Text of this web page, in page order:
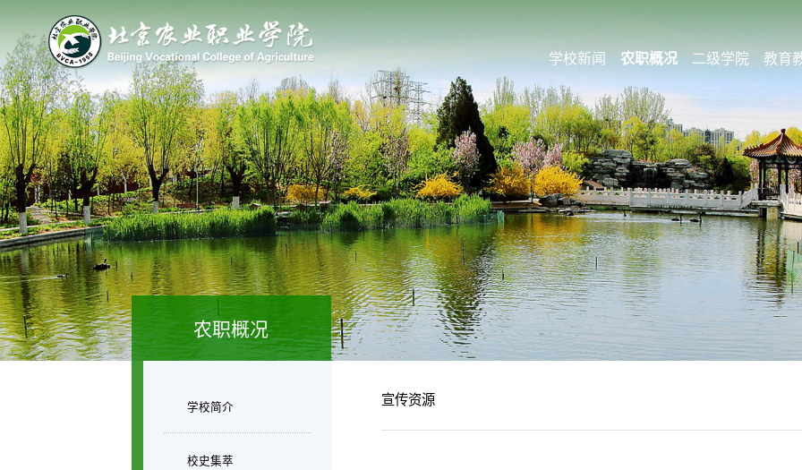
学校新闻 农职概况 二级学院 教育
农职概况
学校简介
校史集萃
宣传资源